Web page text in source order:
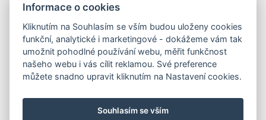
Obchodní podmínky
Podmínky ochrany osobních údajů
Hrnečky
Ateliér Hrnečky
Informace o cookies
Kliknutím na Souhlasím se vším budou uloženy cookies
funkční, analytické i marketingové - dokážeme vám tak
umožnit pohodlné používání webu, měřit funkčnost
našeho webu i vás cílit reklamou. Své preference
můžete snadno upravit kliknutím na Nastavení cookies.
Souhlasím se vším